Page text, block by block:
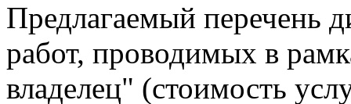
Предлагаемый перечень
работ, проводимых в
владелец" (стоимость